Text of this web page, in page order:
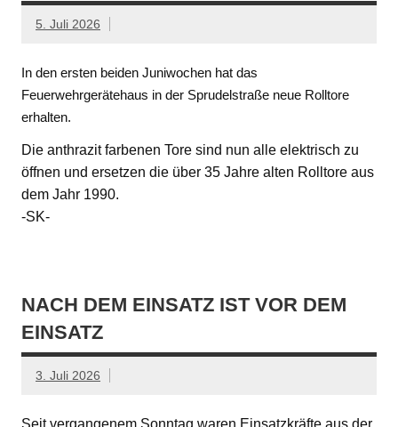
5. Juli 2026
In den ersten beiden Juniwochen hat das
Feuerwehrgerätehaus in der Sprudelstraße neue Rolltore
erhalten.
Die anthrazit farbenen Tore sind nun alle elektrisch zu
öffnen und ersetzen die über 35 Jahre alten Rolltore aus
dem Jahr 1990.
-SK-
NACH DEM EINSATZ IST VOR DEM
EINSATZ
3. Juli 2026